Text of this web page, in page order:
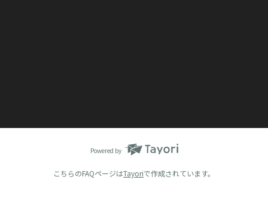
Powered by
こちらのFAQページはTayoriで作成されています。